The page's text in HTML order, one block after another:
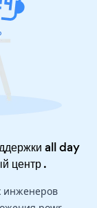
all day
центр.
инженеров